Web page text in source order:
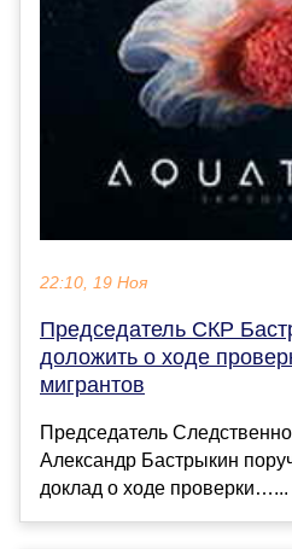
22:10, 19 Ноя
Председатель СКР
доложить о ходе
мигрантов
Председатель
Александр Бастрыкин
доклад о ходе проверки…...